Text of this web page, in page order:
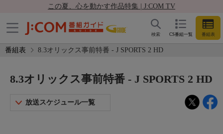
この夏、心を動かす作品特集 | J:COM TV
CS番組一覧 番組表
検索
番組表 8.3オリックス事前特番 - J SPORTS 2 HD
8.3オリックス事前特番 - J SPORTS 2 HD
放送スケジュール一覧